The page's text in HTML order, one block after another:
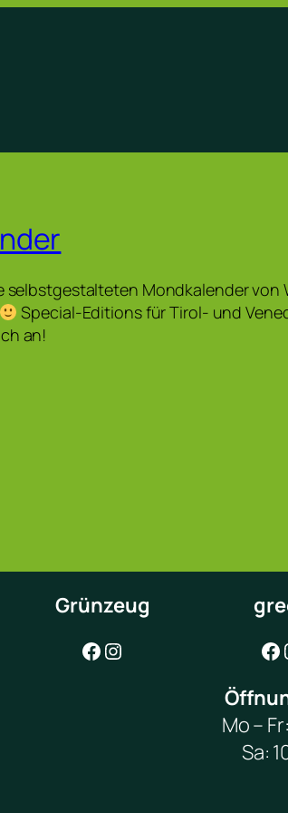
selbstgestalteten Mondkalender von
Special-Editions für Tirol- und
an!
Grünzeug
Facebook Instagram Facebook
Mo –
Sa: